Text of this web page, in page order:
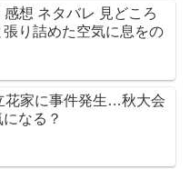
想 ネタバレ 見どころ
張り詰めた空気に息をの
花家に事件発生…秋大会
なる？